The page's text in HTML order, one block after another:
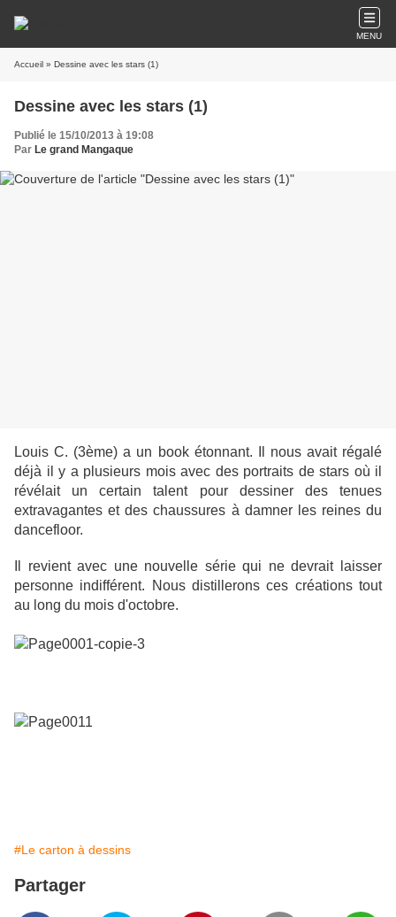
MENU
Accueil » Dessine avec les stars (1)
Dessine avec les stars (1)
Publié le 15/10/2013 à 19:08
Par Le grand Mangaque
Louis C. (3ème) a un book étonnant. Il nous avait régalé
déjà il y a plusieurs mois avec des portraits de stars où il
révélait un certain talent pour dessiner des tenues
extravagantes et des chaussures à damner les reines du
dancefloor.
Il revient avec une nouvelle série qui ne devrait laisser
personne indifférent. Nous distillerons ces créations tout
au long du mois d'octobre.
#Le carton à dessins
Partager